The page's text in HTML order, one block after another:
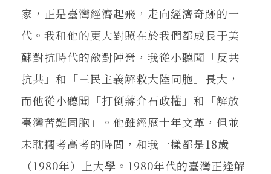
家，正是臺灣經濟起飛，走向經濟奇跡的一
代。我和他的更大對照在於我們都成長于美
蘇對抗時代的敵對陣營，我從小聽聞「反共
抗共」和「三民主義解救大陸同胞」長大，
而他從小聽聞「打倒蔣介石政權」和「解放
臺灣苦難同胞」。他雖經歷十年文革，但並
未耽擱考高考的時間，和我一樣都是18歲
（1980年）上大學。1980年代的臺灣正逢解